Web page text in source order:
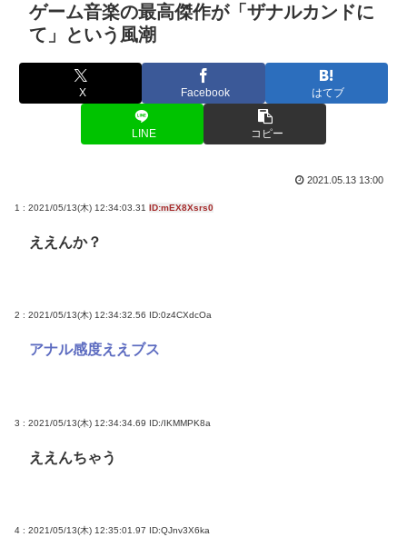
ゲーム音楽の最高傑作が「ザナルカンドに
て」という風潮
X Facebook はてブ
LINE コピー
2021.05.13 13:00
1 : 2021/05/13(木) 12:34:03.31 ID:mEX8Xsrs0
ええんか？
2 : 2021/05/13(木) 12:34:32.56 ID:0z4CXdcOa
アナル感度ええブス
3 : 2021/05/13(木) 12:34:34.69 ID:/IKMMPK8a
ええんちゃう
4 : 2021/05/13(木) 12:35:01.97 ID:QJnv3X6ka